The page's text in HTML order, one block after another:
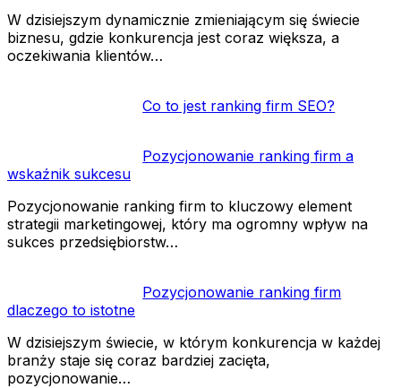
W dzisiejszym dynamicznie zmieniającym się świecie
biznesu, gdzie konkurencja jest coraz większa, a
oczekiwania klientów…
Co to jest ranking firm SEO?
Pozycjonowanie ranking firm a
wskaźnik sukcesu
Pozycjonowanie ranking firm to kluczowy element
strategii marketingowej, który ma ogromny wpływ na
sukces przedsiębiorstw…
Pozycjonowanie ranking firm
dlaczego to istotne
W dzisiejszym świecie, w którym konkurencja w każdej
branży staje się coraz bardziej zacięta,
pozycjonowanie…